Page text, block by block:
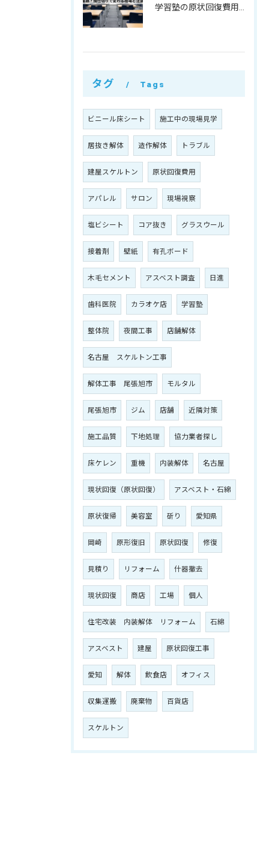
タグ Tags
ビニール床シート 施工中の現場見学
居抜き解体 造作解体 トラブル
建屋スケルトン 原状回復費用
アパレル サロン 現場視察
塩ビシート コア抜き グラスウール
接着剤 壁紙 有孔ボード
木毛セメント アスベスト調査 日進
歯科医院 カラオケ店 学習塾
整体院 夜間工事 店舗解体
名古屋 スケルトン工事
解体工事 尾張旭市 モルタル
尾張旭市 ジム 店舗 近隣対策
施工品質 下地処理 協力業者探し
床ケレン 重機 内装解体 名古屋
現状回復（原状回復） アスベスト・石綿
原状復帰 美容室 斫り 愛知県
岡崎 原形復旧 原状回復 修復
見積り リフォーム 什器撤去
現状回復 商店 工場 個人
住宅改装 内装解体 リフォーム 石綿
アスベスト 建屋 原状回復工事
愛知 解体 飲食店 オフィス
収集運搬 廃棄物 百貨店
スケルトン